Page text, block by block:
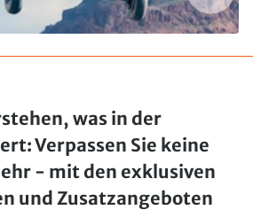
was in der
Verpassen Sie keine
- mit den exklusiven
und Zusatzangeboten